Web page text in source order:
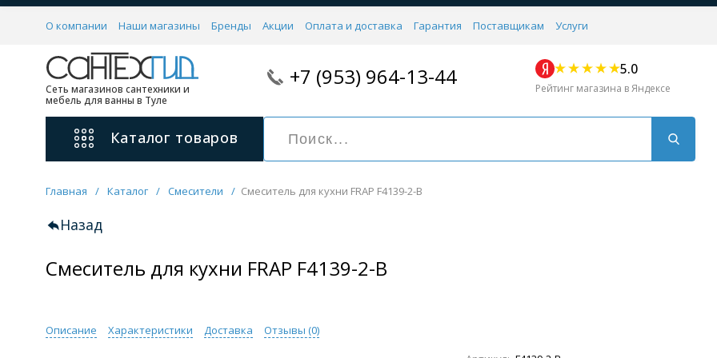
О компании Наши магазины Бренды Акции Оплата и доставка Гарантия Поставщикам Услуги
Сеть магазинов сантехники и
мебель для ванны в Туле
+7 (953) 964-13-44 5.0
Рейтинг магазина в Яндексе
Каталог товаров
Для ванны с душем Для раковины Для кухни
Главная / Каталог / Смесители / Смеситель для кухни FRAP F4139-2-B
Назад
Смеситель для кухни FRAP F4139-2-B
Описание Характеристики Доставка Отзывы (0)